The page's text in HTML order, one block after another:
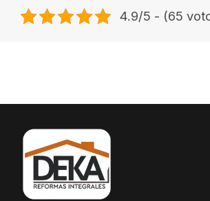
4.9/5 - (65